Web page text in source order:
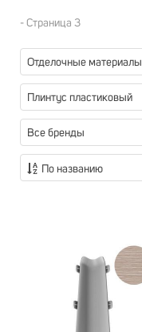
- Страница 3
Отделочные материалы
Плинтус пластиковый
Все бренды
По названию